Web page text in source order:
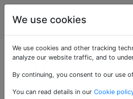
& Code Golf
Eine
We use cookies
We use cookies and other tracking
analyze our website traffic, and to
By continuing, you consent to our use
You can read details in our Cookie